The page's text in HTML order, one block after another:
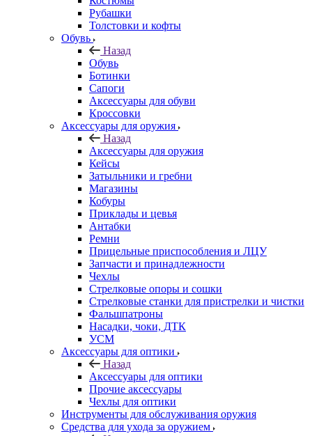
Рубашки
Толстовки и кофты
Обувь
Назад
Обувь
Ботинки
Сапоги
Аксессуары для обуви
Кроссовки
Аксессуары для оружия
Назад
Аксессуары для оружия
Кейсы
Затыльники и гребни
Магазины
Кобуры
Приклады и цевья
Антабки
Ремни
Прицельные приспособления и ЛЦУ
Запчасти и принадлежности
Чехлы
Стрелковые опоры и сошки
Стрелковые станки для пристрелки и чистки
Фальшпатроны
Насадки, чоки, ДТК
УСМ
Аксессуары для оптики
Назад
Аксессуары для оптики
Прочие аксессуары
Чехлы для оптики
Инструменты для обслуживания оружия
Средства для ухода за оружием